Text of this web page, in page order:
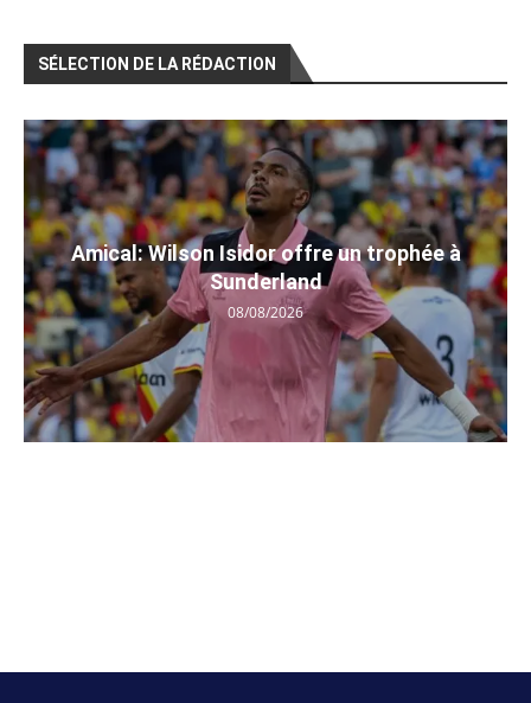
SÉLECTION DE LA RÉDACTION
Amical: Wilson Isidor offre un trophée à
Sunderland
08/08/2026